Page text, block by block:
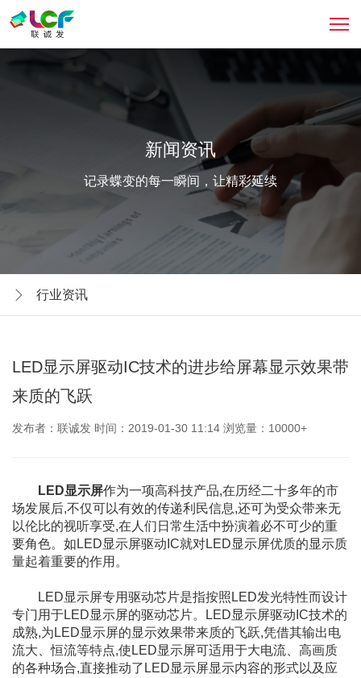
新闻资讯
记录蝶变的每一瞬间，让精彩延续
行业资讯
LED显示屏驱动IC技术的进步给屏幕显示效果带
来质的飞跃
发布者：联诚发 时间：2019-01-30 11:14 浏览量：10000+
LED显示屏作为一项高科技产品,在历经二十多年的市
场发展后,不仅可以有效的传递利民信息,还可为受众带来无
以伦比的视听享受,在人们日常生活中扮演着必不可少的重
要角色。如LED显示屏驱动IC就对LED显示屏优质的显示质
量起着重要的作用。
LED显示屏专用驱动芯片是指按照LED发光特性而设计
专门用于LED显示屏的驱动芯片。LED显示屏驱动IC技术的
成熟,为LED显示屏的显示效果带来质的飞跃,凭借其输出电
流大、恒流等特点,使LED显示屏可适用于大电流、高画质
的各种场合,直接推动了LED显示屏显示内容的形式以及应